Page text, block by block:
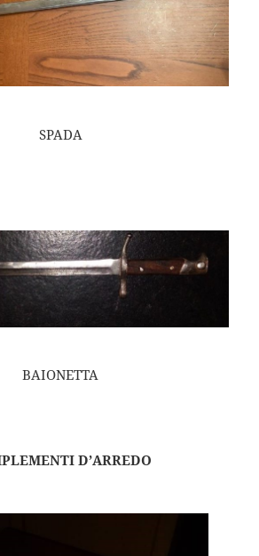
SPADA
BAIONETTA
D’ARREDO